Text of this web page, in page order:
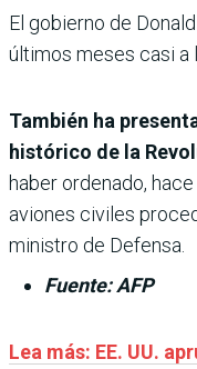
El gobierno de
últimos meses casi a
También ha
histórico de la
haber ordenado,
aviones civiles
ministro de Defensa.
Fuente: AFP
Lea más: EE. UU.